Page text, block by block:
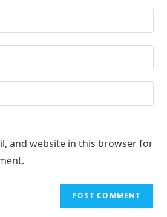
and website in this browser for